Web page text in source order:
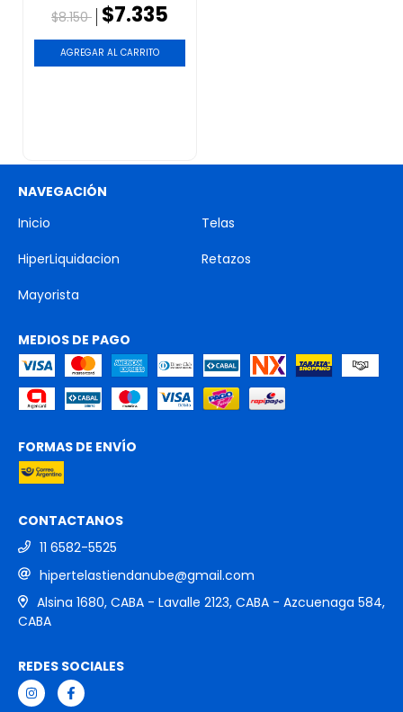
$8.150 $7.335
AGREGAR AL CARRITO
NAVEGACIÓN
Inicio
Telas
HiperLiquidacion
Retazos
Mayorista
MEDIOS DE PAGO
FORMAS DE ENVÍO
CONTACTANOS
11 6582-5525
hipertelastiendanube@gmail.com
Alsina 1680, CABA - Lavalle 2123, CABA - Azcuenaga 584,
CABA
REDES SOCIALES